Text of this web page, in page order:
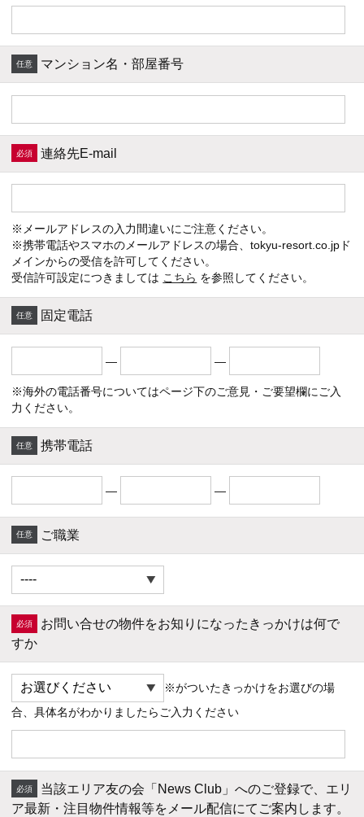
マンション名・部屋番号
連絡先E-mail
※メールアドレスの入力間違いにご注意ください。
※携帯電話やスマホのメールアドレスの場合、tokyu-resort.co.jpド
メインからの受信を許可してください。
受信許可設定につきましては こちら を参照してください。
固定電話
― ―
※海外の電話番号についてはページ下のご意見・ご要望欄にご入
力ください。
携帯電話
― ―
ご職業
お問い合せの物件をお知りになったきっかけは何で
すか
※がついたきっかけをお選びの場
合、具体名がわかりましたらご入力ください
当該エリア友の会「News Club」へのご登録で、エリ
ア最新・注目物件情報等をメール配信にてご案内します。